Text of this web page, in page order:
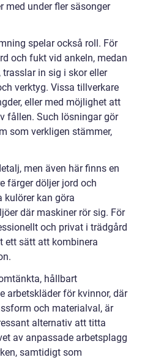
med under fler säsonger
spelar också roll. För
och fukt vid ankeln, medan
in sig i skor eller
verktyg. Vissa tillverkare
eller med möjlighet att
fållen. Such lösningar gör
som verkligen stämmer,
men även här finns en
färger döljer jord och
kulörer kan göra
där maskiner rör sig. För
och privat i trädgård
ett sätt att kombinera
hållbart
arbetskläder för kvinnor, där
och materialval, är
alternativ att titta
av anpassade arbetsplagg
samtidigt som